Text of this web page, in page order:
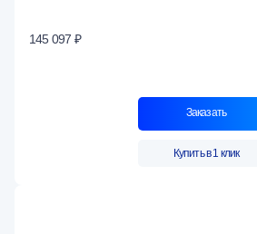
145 097 ₽
Заказать
Купить в 1 клик